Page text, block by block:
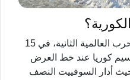
بعد استسلام اليابان في نهاية الحرب العالمية الثانية، في 15
لقد تم تقسيم كوريا عند خط العرض
حيث أدار السوفييت النصف